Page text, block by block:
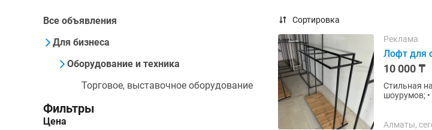
Все объявления
Для бизнеса
Оборудование и техника
Торговое, выставочное оборудование
Фильтры
Цена
Сортировка
Реклама
Лофт для
10 000 ₸
Стильная
шоурумов;
Алматы,